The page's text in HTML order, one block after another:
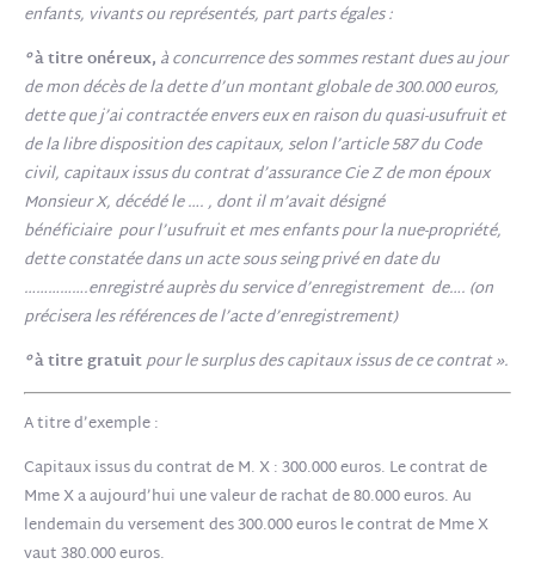
enfants, vivants ou représentés, part parts égales :
°à titre onéreux, à concurrence des sommes restant dues au jour
de mon décès de la dette d’un montant globale de 300.000 euros,
dette que j’ai contractée envers eux en raison du quasi-usufruit et
de la libre disposition des capitaux, selon l’article 587 du Code
civil, capitaux issus du contrat d’assurance Cie Z de mon époux
Monsieur X, décédé le …. , dont il m’avait désigné
bénéficiaire pour l’usufruit et mes enfants pour la nue-propriété,
dette constatée dans un acte sous seing privé en date du
…………….enregistré auprès du service d’enregistrement de…. (on
précisera les références de l’acte d’enregistrement)
°à titre gratuitpour le surplus des capitaux issus de ce contrat ».
A titre d’exemple :
Capitaux issus du contrat de M. X : 300.000 euros. Le contrat de
Mme X a aujourd’hui une valeur de rachat de 80.000 euros. Au
lendemain du versement des 300.000 euros le contrat de Mme X
vaut 380.000 euros.